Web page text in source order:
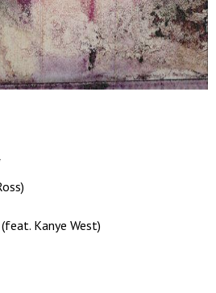
Kanye West)